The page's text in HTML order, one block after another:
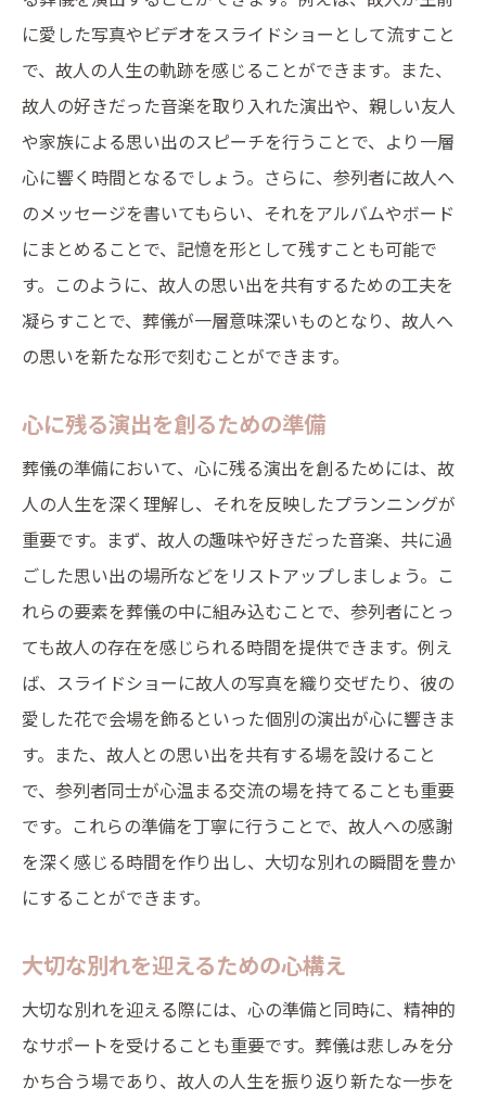
出
故人の価値観を反映した葬儀のプランニン
グ
個性を尊重した演出方法の提案
故人の思いを大切にした別れの場づくり
参列者に故人の価値観を伝える演出
心に響く別れを実現するための工夫
故人の人生を讃える感動的な演出
人生の節目を彩る葬儀思い出と共に過ごす時間
故人の思い出を大切にした別れの演出
葬儀を通じて絆を深めるための方法
参列者と共に過ごす思い出の時間
故人を想う際の心の持ち方
新たな人生を歩むための葬儀の意義
に愛した写真やビデオをスライドショーとして流すこと
で、故人の人生の軌跡を感じることができます。また、
故人の好きだった音楽を取り入れた演出や、親しい友人
や家族による思い出のスピーチを行うことで、より一層
心に響く時間となるでしょう。さらに、参列者に故人へ
のメッセージを書いてもらい、それをアルバムやボード
にまとめることで、記憶を形として残すことも可能で
す。このように、故人の思い出を共有するための工夫を
凝らすことで、葬儀が一層意味深いものとなり、故人へ
の思いを新たな形で刻むことができます。
心に残る演出を創るための準備
葬儀の準備において、心に残る演出を創るためには、故
人の人生を深く理解し、それを反映したプランニングが
重要です。まず、故人の趣味や好きだった音楽、共に過
ごした思い出の場所などをリストアップしましょう。こ
れらの要素を葬儀の中に組み込むことで、参列者にとっ
ても故人の存在を感じられる時間を提供できます。例え
ば、スライドショーに故人の写真を織り交ぜたり、彼の
愛した花で会場を飾るといった個別の演出が心に響きま
す。また、故人との思い出を共有する場を設けること
で、参列者同士が心温まる交流の場を持てることも重要
です。これらの準備を丁寧に行うことで、故人への感謝
を深く感じる時間を作り出し、大切な別れの瞬間を豊か
にすることができます。
大切な別れを迎えるための心構え
大切な別れを迎える際には、心の準備と同時に、精神的
なサポートを受けることも重要です。葬儀は悲しみを分
かち合う場であり、故人の人生を振り返り新たな一歩を